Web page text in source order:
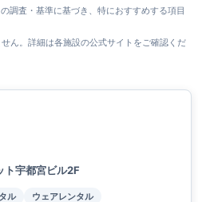
調査・基準に基づき、特におすすめする項目
ん。詳細は各施設の公式サイトをご確認くだ
宇都宮ビル2F
ル
ウェアレンタル